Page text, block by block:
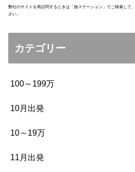
弊社のサイトを再訪問するときは「旅ステーション」でご検索して
さい。
カテゴリー
100～199万
10月出発
10～19万
11月出発